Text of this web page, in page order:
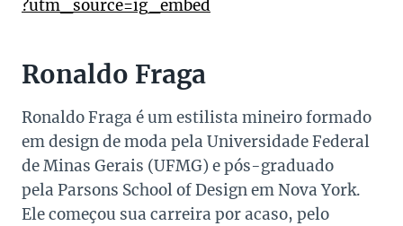
?utm_source=ig_embed
Ronaldo Fraga
Ronaldo Fraga é um estilista mineiro formado
em design de moda pela Universidade Federal
de Minas Gerais (UFMG) e pós-graduado
pela Parsons School of Design em Nova York.
Ele começou sua carreira por acaso, pelo